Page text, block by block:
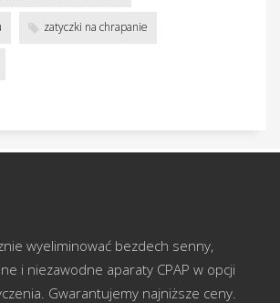
zatyczki na chrapanie
wyeliminować bezdech senny,
i niezawodne aparaty CPAP w opcji
Gwarantujemy najniższe ceny.